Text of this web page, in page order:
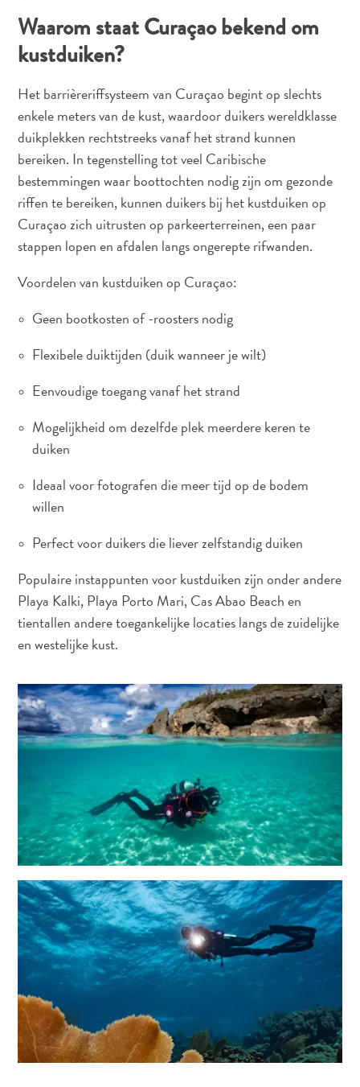
golf
Stranden
Taxidiensten
Tours
Wateractiviteiten
Waar
te
verblijven
All-
inclusive
Hotels
Resorts
Vakantiewoningen
Plan
Waarom staat Curaçao bekend om
kustduiken?
Het barrièreriffsysteem van Curaçao begint op slechts
enkele meters van de kust, waardoor duikers wereldklasse
duikplekken rechtstreeks vanaf het strand kunnen
bereiken. In tegenstelling tot veel Caribische
bestemmingen waar boottochten nodig zijn om gezonde
riffen te bereiken, kunnen duikers bij het kustduiken op
Curaçao zich uitrusten op parkeerterreinen, een paar
stappen lopen en afdalen langs ongerepte rifwanden.
Voordelen van kustduiken op Curaçao:
Geen bootkosten of -roosters nodig
Flexibele duiktijden (duik wanneer je wilt)
Eenvoudige toegang vanaf het strand
Mogelijkheid om dezelfde plek meerdere keren te
duiken
Ideaal voor fotografen die meer tijd op de bodem
willen
Perfect voor duikers die liever zelfstandig duiken
Populaire instappunten voor kustduiken zijn onder andere
Playa Kalki, Playa Porto Mari, Cas Abao Beach en
tientallen andere toegankelijke locaties langs de zuidelijke
en westelijke kust.